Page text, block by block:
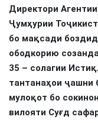
Директори
Ҷумҳурии Тоҷ
бо мақсади
ободкорию
35 – солагии Истиқ
тантанаҳои ҷашни
мулоқот бо
вилояти Суғд